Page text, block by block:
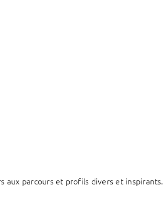
aux parcours et profils divers et inspirants.